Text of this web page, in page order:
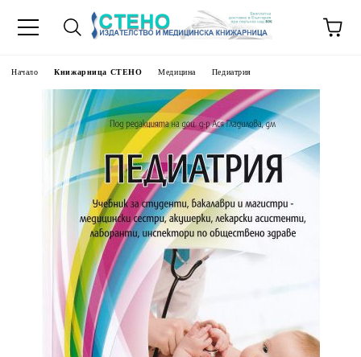
Начало Книжарница СТЕНО Медицина Педиатрия